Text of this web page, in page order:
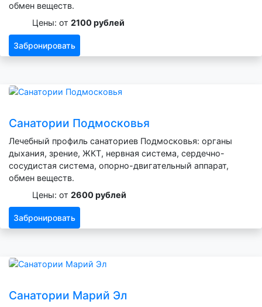
обмен веществ.
Цены: от 2100 рублей
Забронировать
Санатории Подмосковья
Лечебный профиль санаториев Подмосковья: органы
дыхания, зрение, ЖКТ, нервная система, сердечно-
сосудистая система, опорно-двигательный аппарат,
обмен веществ.
Цены: от 2600 рублей
Забронировать
Санатории Марий Эл